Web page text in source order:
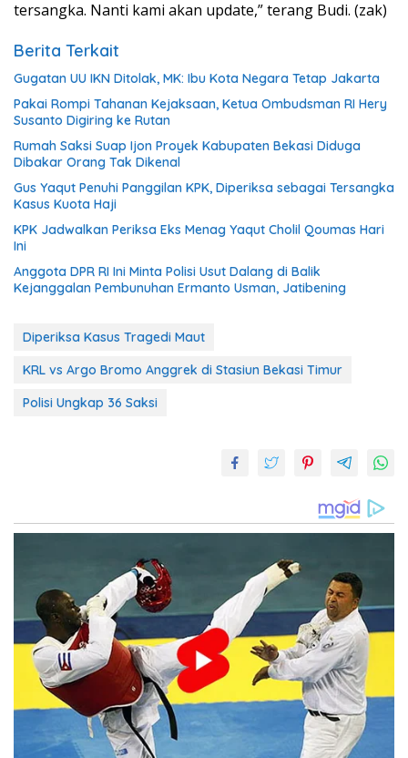
tersangka. Nanti kami akan update,” terang Budi. (zak)
Berita Terkait
Gugatan UU IKN Ditolak, MK: Ibu Kota Negara Tetap Jakarta
Pakai Rompi Tahanan Kejaksaan, Ketua Ombudsman RI Hery
Susanto Digiring ke Rutan
Rumah Saksi Suap Ijon Proyek Kabupaten Bekasi Diduga
Dibakar Orang Tak Dikenal
Gus Yaqut Penuhi Panggilan KPK, Diperiksa sebagai Tersangka
Kasus Kuota Haji
KPK Jadwalkan Periksa Eks Menag Yaqut Cholil Qoumas Hari
Ini
Anggota DPR RI Ini Minta Polisi Usut Dalang di Balik
Kejanggalan Pembunuhan Ermanto Usman, Jatibening
Diperiksa Kasus Tragedi Maut
KRL vs Argo Bromo Anggrek di Stasiun Bekasi Timur
Polisi Ungkap 36 Saksi